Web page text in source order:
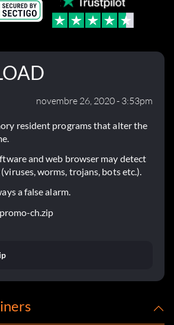
novembre 26, 2020 - 3:53pm
resident programs that alter the
and web browser may detect
worms, trojans, bots etc.).
a false alarm.
ch.zip